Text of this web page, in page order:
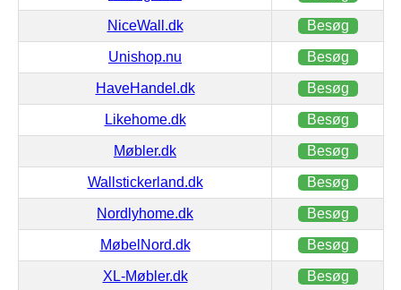
NiceWall.dk Besøg
Unishop.nu Besøg
HaveHandel.dk Besøg
Likehome.dk Besøg
Møbler.dk Besøg
Wallstickerland.dk Besøg
Nordlyhome.dk Besøg
MøbelNord.dk Besøg
XL-Møbler.dk Besøg